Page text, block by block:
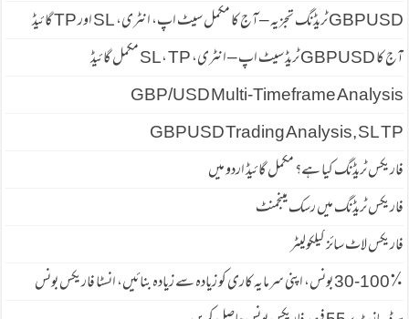
GBPUSD ٹریڈنگ تجزیہ – آج کا مکمل سیٹ اپ، انٹری، SL اور TP گائیڈ
آج کا GBPUSD ٹریڈ سیٹ اپ – انٹری، SL، TP مکمل گائیڈ
GBP/USD Multi-Timeframe Analysis
GBPUSD Trading Analysis, SL TP
فاریکس ٹریڈنگ کیا ہے؟ مکمل گائیڈ اردو میں
فاریکس ٹریڈنگ میں رسک مینجمنٹ
فاریکس لاٹ سائز کیلکولیٹر
30-100٪ بونس، اپنی سرمایہ کاری کو زیادہ سے زیادہ بنائیں، انسٹا فاریکس بونس